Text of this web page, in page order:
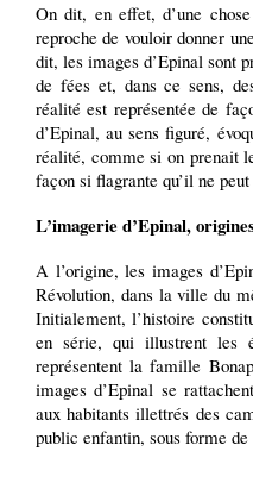
On dit, en effet, d’une
reproche de vouloir donner
dit, les images d’Epinal sont
de fées et, dans ce sens,
réalité est représentée de
d’Epinal, au sens figuré,
réalité, comme si on prenait
façon si flagrante qu’il ne peut
L’imagerie d’Epinal,
A l’origine, les images
Révolution, dans la ville du
Initialement, l’histoire
en série, qui illustrent les
représentent la famille
images d’Epinal se
aux habitants illettrés des
public enfantin, sous forme